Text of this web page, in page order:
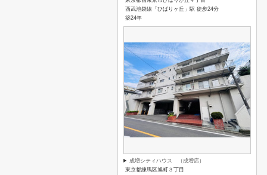
西武池袋線「ひばりヶ丘」駅 徒歩24分
築24年
成増シティハウス （成増店）
東京都練馬区旭町３丁目